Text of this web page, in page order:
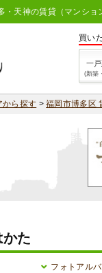
・天神の賃貸（マンショ
買い
一
(新築
から探す >福岡市博多区
た
フォトアル